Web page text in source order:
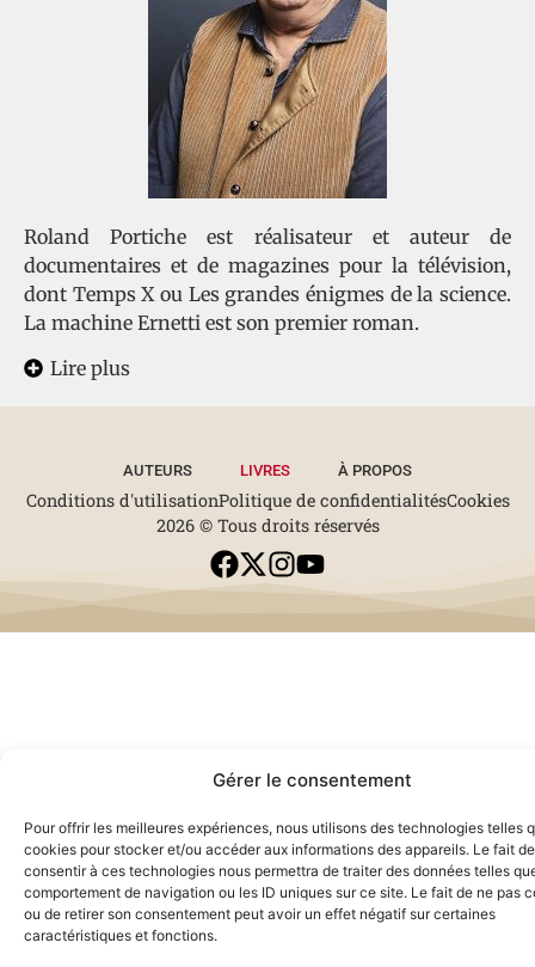
Gérer le consentement
Pour offrir les meilleures expériences, nous utilisons des technologies telles
cookies pour stocker et/ou accéder aux informations des appareils. Le fait de
consentir à ces technologies nous permettra de traiter des données telles
comportement de navigation ou les ID uniques sur ce site. Le fait de ne pas
ou de retirer son consentement peut avoir un effet négatif sur certaines
caractéristiques et fonctions.
Roland Portiche est réalisateur et auteur de
documentaires et de magazines pour la télévision,
dont Temps X ou Les grandes énigmes de la science.
La machine Ernetti est son premier roman.
Lire plus
AUTEURS LIVRES À PROPOS
Conditions d'utilisationPolitique de confidentialitésCookies
2026 © Tous droits réservés